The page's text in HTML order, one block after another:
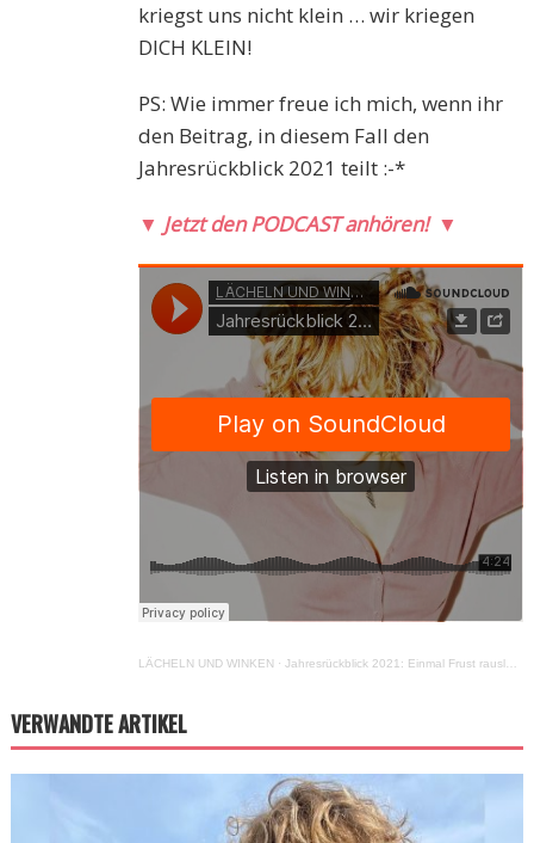
kriegst uns nicht klein … wir kriegen
DICH KLEIN!
PS: Wie immer freue ich mich, wenn ihr
den Beitrag, in diesem Fall den
Jahresrückblick 2021 teilt :-*
▼ Jetzt den PODCAST anhören! ▼
LÄCHELN UND WINKEN ·Jahresrückblick 2021: Einmal Frust rauslassen, bitte!
VERWANDTE ARTIKEL